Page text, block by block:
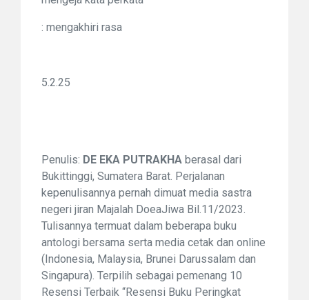
: mengakhiri rasa
5.2.25
Penulis: DE EKA PUTRAKHA berasal dari
Bukittinggi, Sumatera Barat. Perjalanan
kepenulisannya pernah dimuat media sastra
negeri jiran Majalah DoeaJiwa Bil.11/2023.
Tulisannya termuat dalam beberapa buku
antologi bersama serta media cetak dan online
(Indonesia, Malaysia, Brunei Darussalam dan
Singapura). Terpilih sebagai pemenang 10
Resensi Terbaik “Resensi Buku Peringkat